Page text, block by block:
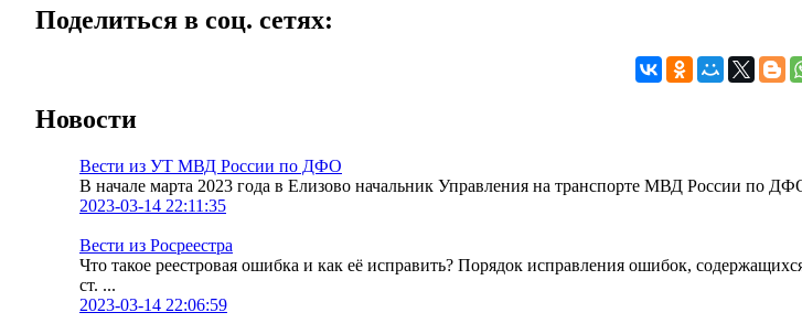
Поделиться в соц. сетях:
Новости
Вести из УТ МВД России по ДФО
В начале марта 2023 года в Елизово начальник Управления на транспорте МВД России по
2023-03-14 22:11:35
Вести из Росреестра
Что такое реестровая ошибка и как её исправить? Порядок исправления ошибок,
ст. ...
2023-03-14 22:06:59